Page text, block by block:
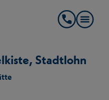
Stadtlohn